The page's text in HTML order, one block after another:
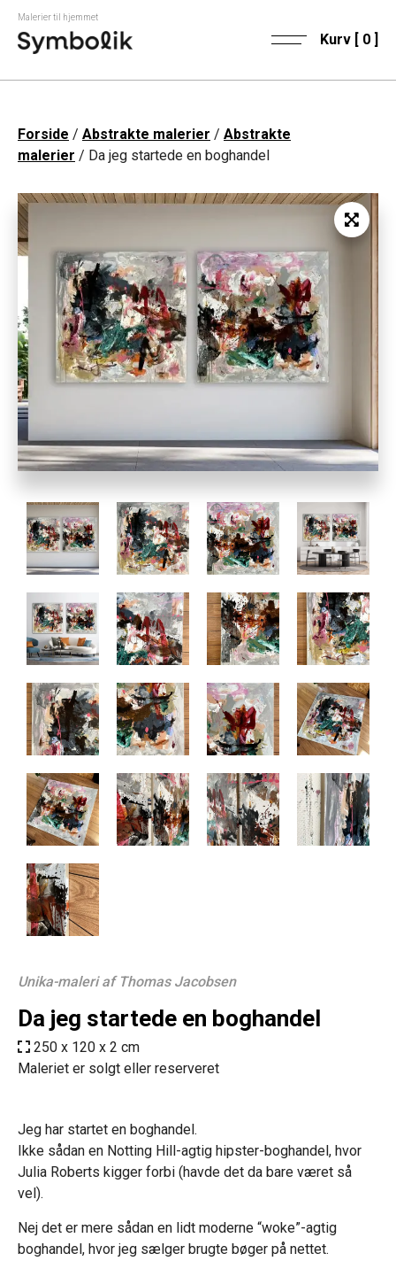
Malerier til hjemmet
Kurv [ 0]
Forside / Abstrakte malerier / Abstrakte
malerier / Da jeg startede en boghandel
Unika-maleri af Thomas Jacobsen
Da jeg startede en boghandel
250 x 120 x 2 cm
Maleriet er solgt eller reserveret
Jeg har startet en boghandel.
Ikke sådan en Notting Hill-agtig hipster-boghandel, hvor
Julia Roberts kigger forbi (havde det da bare været så
vel).
Nej det er mere sådan en lidt moderne “woke”-agtig
boghandel, hvor jeg sælger brugte bøger på nettet.